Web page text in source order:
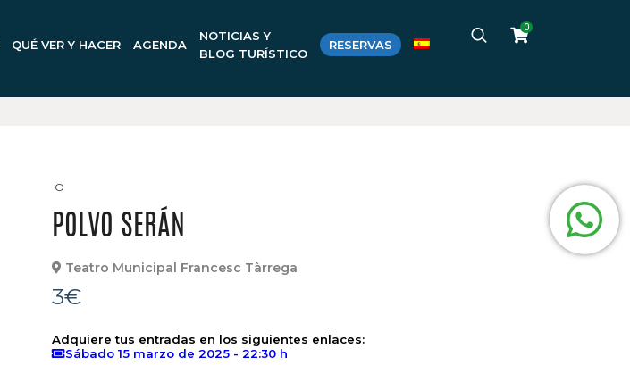
QUÉ VER Y HACER AGENDA
NOTICIAS Y
BLOG TURÍSTICO
RESERVAS
0
POLVO SERÁN
Teatro Municipal Francesc Tàrrega
3€
Adquiere tus entradas en los siguientes enlaces:
Sábado 15 marzo de 2025 - 22:30 h